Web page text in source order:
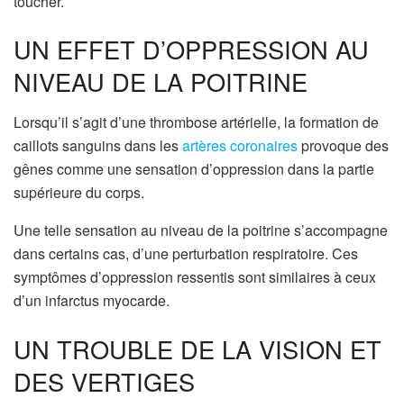
UN EFFET D’OPPRESSION AU
NIVEAU DE LA POITRINE
Lorsqu’il s’agit d’une thrombose artérielle, la formation de
caillots sanguins dans lesartères coronairesprovoque des
gênes comme une sensation d’oppression dans la partie
supérieure du corps.
Une telle sensation au niveau de la poitrine s’accompagne
dans certains cas, d’une perturbation respiratoire. Ces
symptômes d’oppression ressentis sont similaires à ceux
d’un infarctus myocarde.
UN TROUBLE DE LA VISION ET
DES VERTIGES